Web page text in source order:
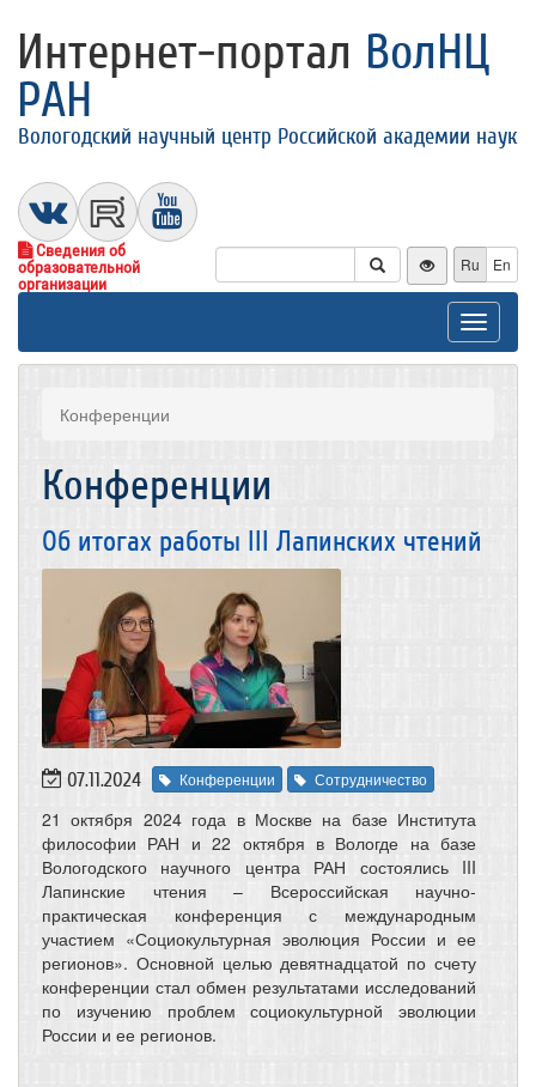
Интернет-портал ВолНЦ
РАН
Вологодский научный центр Российской академии наук
Сведения об
образовательной
организации
Ru En
Toggle
Конференции
Конференции
Об итогах работы III Лапинских чтений
07.11.2024 Конференции Сотрудничество
21 октября 2024 года в Москве на базе Института
философии РАН и 22 октября в Вологде на базе
Вологодского научного центра РАН состоялись III
Лапинские чтения – Всероссийская научно-
практическая конференция с международным
участием «Социокультурная эволюция России и ее
регионов». Основной целью девятнадцатой по счету
конференции стал обмен результатами исследований
по изучению проблем социокультурной эволюции
России и ее регионов.